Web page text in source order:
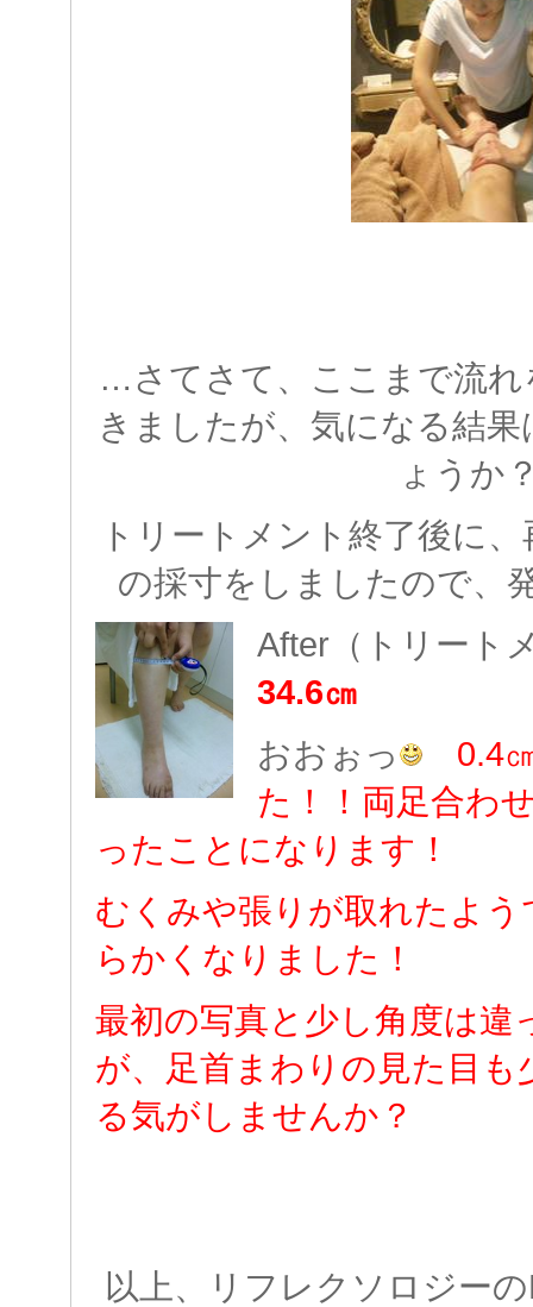
…さてさて、ここまで流れ
きましたが、気になる結
ょうか
トリートメント終了後に
の採寸をしましたので、
After（トリー
34.6㎝
おおぉっ
0.4
た！！両足合わ
ったことになります！
むくみや張りが取れたよ
らかくなりました！
最初の写真と少し角度は違
が、足首まわりの見た目
る気がしませんか？
以上、リフレクソロジー